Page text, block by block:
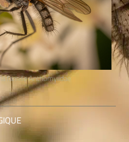
famille Anthomyiidae